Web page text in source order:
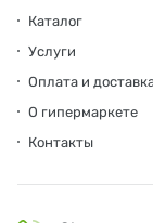
Каталог
Услуги
Оплата и
О гипермаркете
Контакты